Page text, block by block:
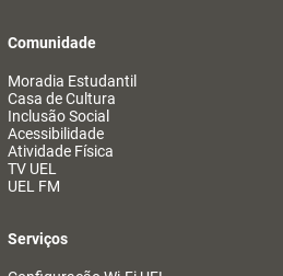
Comunidade
Moradia Estudantil
Casa de Cultura
Inclusão Social
Acessibilidade
Atividade Física
TV UEL
UEL FM
Serviços